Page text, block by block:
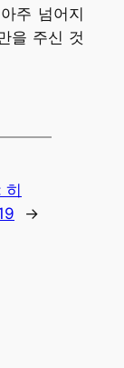
주 넘어지
을 주신 것
히
→